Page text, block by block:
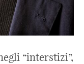
“interstizi”,